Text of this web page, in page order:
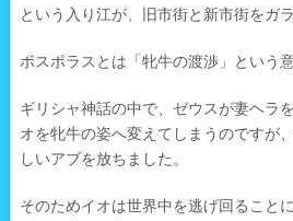
という入り江が、旧市街と新市街をガ
ボスポラスとは「牝牛の渡渉」という意
ギリシャ神話の中で、ゼウスが妻ヘラ
オを牝牛の姿へ変えてしまうのですが
しいアブを放ちました。
そのためイオは世界中を逃げ回ること